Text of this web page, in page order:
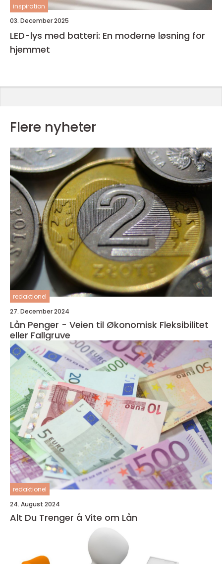
inspiration
03. December 2025
LED-lys med batteri: En moderne løsning for
hjemmet
Flere nyheter
redaktionel
27. December 2024
Lån Penger - Veien til Økonomisk Fleksibilitet
eller Fallgruve
redaktionel
24. August 2024
Alt Du Trenger å Vite om Lån